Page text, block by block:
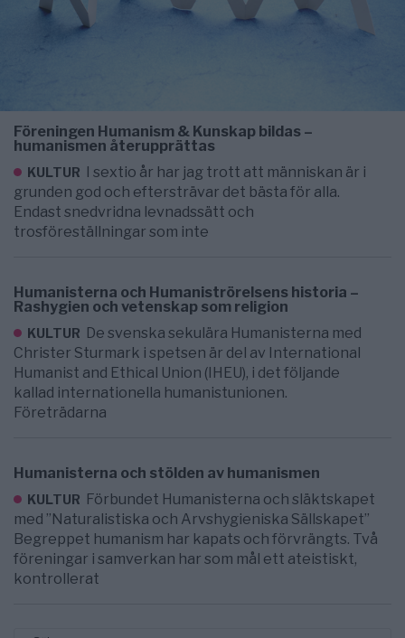
Föreningen Humanism & Kunskap bildas –
humanismen återupprättas
KULTUR
I sextio år har jag trott att människan är i
grunden god och eftersträvar det bästa för alla.
Endast snedvridna levnadssätt och
trosföreställningar som inte
Humanisterna och Humaniströrelsens historia –
Rashygien och vetenskap som religion
KULTUR De svenska sekulära Humanisterna med
Christer Sturmark i spetsen är del av International
Humanist and Ethical Union (IHEU), i det följande
kallad internationella humanistunionen.
Företrädarna
Humanisterna och stölden av humanismen
KULTUR Förbundet Humanisterna och släktskapet
med ”Naturalistiska och Arvshygieniska Sällskapet”
Begreppet humanism har kapats och förvrängts. Två
föreningar i samverkan har som mål ett ateistiskt,
kontrollerat